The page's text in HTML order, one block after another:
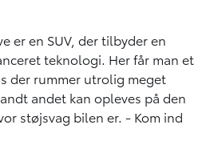
er en SUV, der tilbyder en
teknologi. Her får man et
der rummer utrolig meget
andet kan opleves på den
støjsvag bilen er. - Kom ind